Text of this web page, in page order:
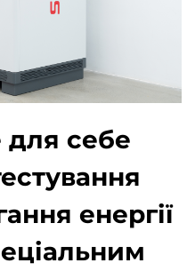
для себе
енергії